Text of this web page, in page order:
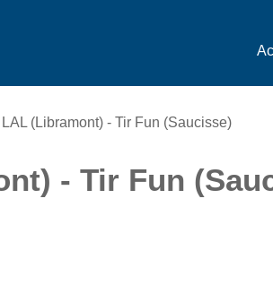
(Libramont) - Tir Fun (Saucisse)
- Tir Fun